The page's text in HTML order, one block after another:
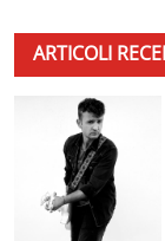
ARTICOLI